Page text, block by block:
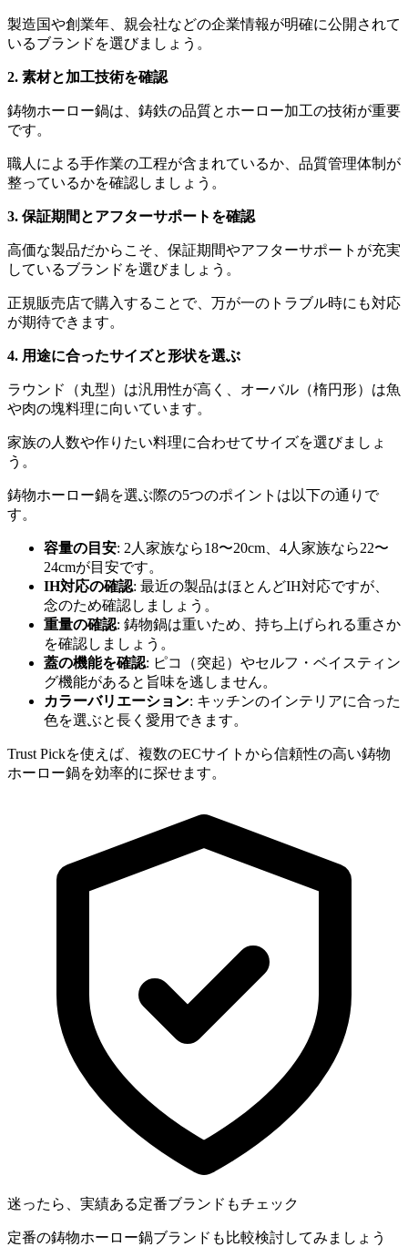
製造国や創業年、親会社などの企業情報が明確に公開されて
いるブランドを選びましょう。
2. 素材と加工技術を確認
鋳物ホーロー鍋は、鋳鉄の品質とホーロー加工の技術が重要
です。
職人による手作業の工程が含まれているか、品質管理体制が
整っているかを確認しましょう。
3. 保証期間とアフターサポートを確認
高価な製品だからこそ、保証期間やアフターサポートが充実
しているブランドを選びましょう。
正規販売店で購入することで、万が一のトラブル時にも対応
が期待できます。
4. 用途に合ったサイズと形状を選ぶ
ラウンド（丸型）は汎用性が高く、オーバル（楕円形）は魚
や肉の塊料理に向いています。
家族の人数や作りたい料理に合わせてサイズを選びましょ
う。
鋳物ホーロー鍋を選ぶ際の5つのポイントは以下の通りで
す。
容量の目安: 2人家族なら18〜20cm、4人家族なら22〜
24cmが目安です。
IH対応の確認: 最近の製品はほとんどIH対応ですが、
念のため確認しましょう。
重量の確認: 鋳物鍋は重いため、持ち上げられる重さか
を確認しましょう。
蓋の機能を確認: ピコ（突起）やセルフ・ベイスティン
グ機能があると旨味を逃しません。
カラーバリエーション: キッチンのインテリアに合った
色を選ぶと長く愛用できます。
Trust Pickを使えば、複数のECサイトから信頼性の高い鋳物
ホーロー鍋を効率的に探せます。
迷ったら、実績ある定番ブランドもチェック
定番の鋳物ホーロー鍋ブランドも比較検討してみましょう